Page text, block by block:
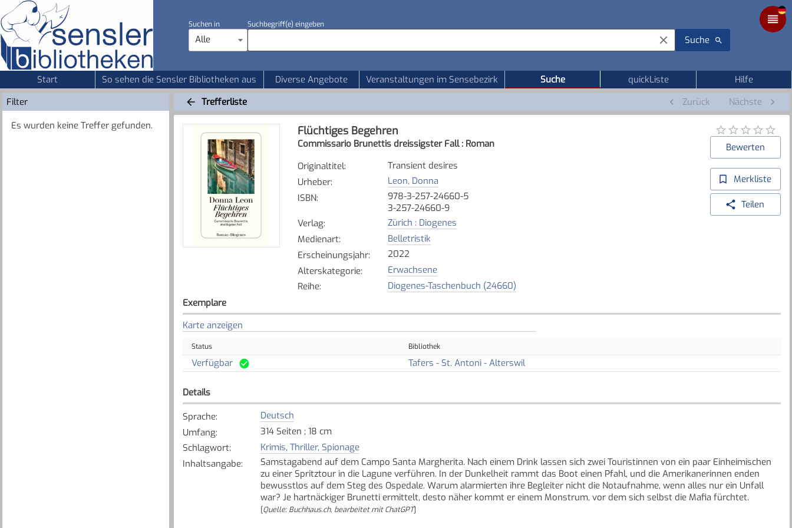
Suchen in
Alle
Suchbegriff(e) eingeben
Suche
Start So sehen die Sensler Bibliotheken aus Diverse Angebote Veranstaltungen im Sensebezirk Suche quickListe
Hilfe
Filter
Es wurden keine Treffer gefunden.
Trefferliste Zurück Nächste
Flüchtiges Begehren
Commissario Brunettis dreissigster Fall : Roman
Originaltitel:
Transient desires
Urheber:
Leon, Donna
ISBN:
978-3-257-24660-5
3-257-24660-9
Verlag:
Zürich : Diogenes
Medienart:
Belletristik
Erscheinungsjahr:
2022
Alterskategorie:
Erwachsene
Reihe: Diogenes-Taschenbuch (24660)
Bewerten
Merkliste
Teilen
Exemplare
Karte anzeigen
Status Bibliothek
Verfügbar Tafers - St. Antoni - Alterswil
Details
Sprache:
Deutsch
Umfang:
314 Seiten ; 18 cm
Schlagwort:
Krimis, Thriller, Spionage
Inhaltsangabe:
Samstagabend auf dem Campo Santa Margherita. Nach einem Drink lassen sich zwei Touristinnen von ein paar Einheimischen
zu einer Spritztour in die Lagune verführen. In der Dunkelheit rammt das Boot einen Pfahl, und die Amerikanerinnen enden
bewusstlos auf dem Steg des Ospedale. Warum alarmierten ihre Begleiter nicht die Notaufnahme, wenn alles nur ein Unfall
war? Je hartnäckiger Brunetti ermittelt, desto näher kommt er einem Monstrum, vor dem sich selbst die Mafia fürchtet.
[Quelle: Buchhaus.ch, bearbeitet mit ChatGPT]